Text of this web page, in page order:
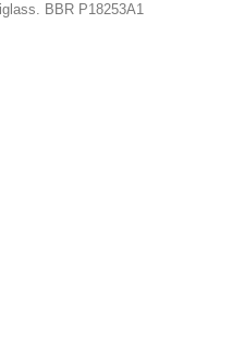
BBR P18253A1